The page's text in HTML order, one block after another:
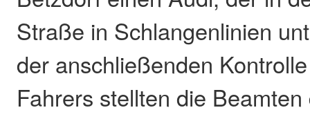
Straße in Schlangenlinien
der anschließenden
Fahrers stellten die